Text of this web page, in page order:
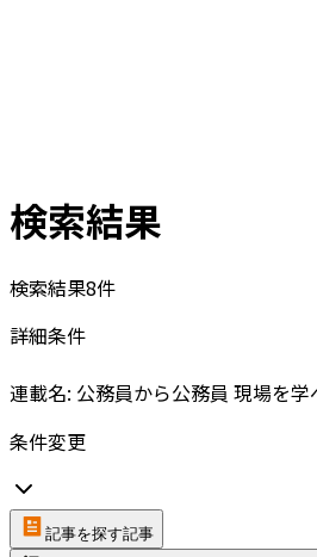
検索結果
検索結果8件
詳細条件
連載名: 公務員から公務員 現場を学
条件変更
記事を探す記事